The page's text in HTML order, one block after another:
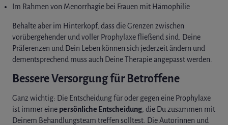
Im Rahmen von Menorrhagie bei Frauen mit Hämophilie
Behalte aber im Hinterkopf, dass die Grenzen zwischen
vorübergehender und voller Prophylaxe fließend sind. Deine
Präferenzen und Dein Leben können sich jederzeit ändern und
dementsprechend muss auch Deine Therapie angepasst werden.
Bessere Versorgung für Betroffene
Ganz wichtig: Die Entscheidung für oder gegen eine Prophylaxe
ist immer eine persönliche Entscheidung , die Du zusammen mit
Deinem Behandlungsteam treffen solltest. Die Autorinnen und